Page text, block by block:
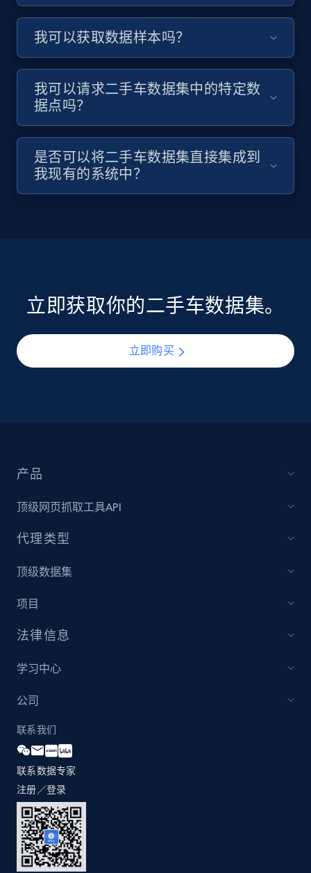
我可以获取数据样本吗？
我可以请求二手车数据集中的特定数
据点吗？
是否可以将二手车数据集直接集成到
我现有的系统中？
立即获取你的二手车数据集。
立即购买
产品
顶级网页抓取工具API
代理类型
顶级数据集
项目
法律信息
学习中心
公司
联系我们
联系数据专家
注册／登录